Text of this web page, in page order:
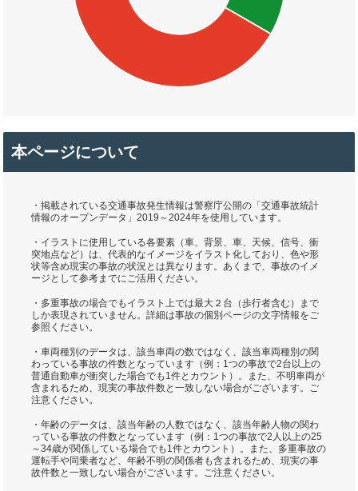
本ページについて
・掲載されている交通事故発生情報は警察庁公開の「交通事故統計
情報のオープンデータ」2019～2024年を使用しています。
・イラストに使用している各要素（車、背景、車、天候、信号、衝
突地点など）は、代表的なイメージをイラスト化しており、色や形
状等含め現実の事故の状況とは異なります。あくまで、事故のイメ
ージとして参考までにご活用ください。
・多重事故の場合でもイラスト上では最大２台（歩行者含む）まで
しか表現されていません。詳細は事故の個別ページの文字情報をご
参照ください。
・車両種別のデータは、該当車両の数ではなく、該当車両種別の関
わっている事故の件数となっています（例：1つの事故で2台以上の
普通自動車が衝突した場合でも1件とカウント）。また、不明車両が
含まれるため、現実の事故件数と一致しない場合がございます。ご
注意ください。
・年齢のデータは、該当年齢の人数ではなく、該当年齢人物の関わ
っている事故の件数となっています（例：1つの事故で2人以上の25
～34歳が関係している場合でも1件とカウント）。また、多重事故の
運転手や同乗者など、年齢不明の関係者も含まれるため、現実の事
故件数と一致しない場合がございます。ご注意ください。